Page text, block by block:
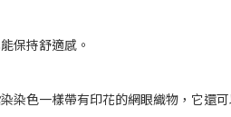
保持舒適感。
染色一樣帶有印花的網眼織物，它